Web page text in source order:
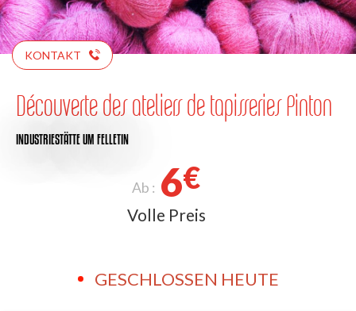
KONTAKT
Découverte des ateliers de tapisseries Pinton
INDUSTRIESTÄTTEUM FELLETIN
Ab : 6€
Volle Preis
GESCHLOSSEN HEUTE